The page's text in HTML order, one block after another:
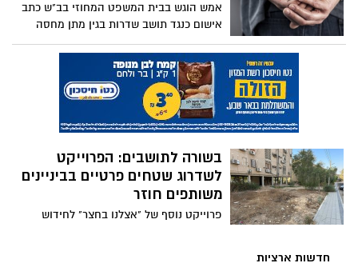
אמש הוגש בבית המשפט המחוזי בב"ש כתב
אישום כנגד תושב שדרות בגין מתן מחסה
והעסקתם של פלסטיניים בניגוד לחוק
בשורה לתושבים: הפרוייקט
לשדרוג שטחים פרטיים בביניינים
משותפים חוזר
פרוייקט נוסף של "אצלנו בחצר" לחידוש
חדשות ארציות